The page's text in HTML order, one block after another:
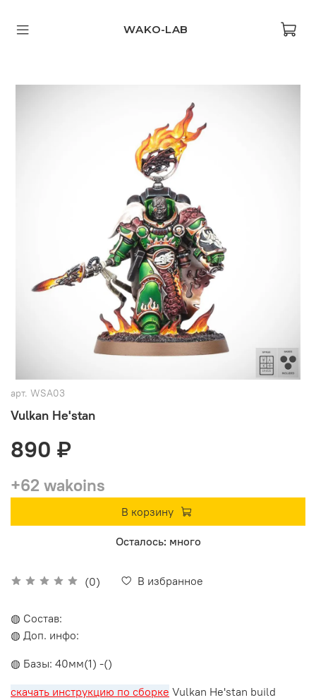
WAKO-LAB
арт. WSA03
Vulkan He'stan
(0) В избранное
890 ₽
+62 wakoins
В корзину
Осталось: много
◍ Состав:
◍ Доп. инфо:
◍ Базы: 40мм(1) -()
скачать инструкцию по сборке Vulkan He'stan build